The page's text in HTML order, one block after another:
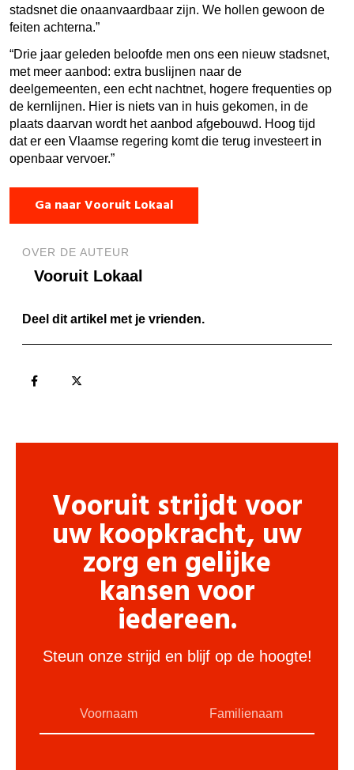
stadsnet die onaanvaardbaar zijn. We hollen gewoon de
feiten achterna.”
“Drie jaar geleden beloofde men ons een nieuw stadsnet,
met meer aanbod: extra buslijnen naar de
deelgemeenten, een echt nachtnet, hogere frequenties op
de kernlijnen. Hier is niets van in huis gekomen, in de
plaats daarvan wordt het aanbod afgebouwd. Hoog tijd
dat er een Vlaamse regering komt die terug investeert in
openbaar vervoer.”
Ga naar Vooruit Lokaal
OVER DE AUTEUR
Vooruit Lokaal
Deel dit artikel met je vrienden.
Vooruit strijdt voor
uw koopkracht, uw
zorg en gelijke
kansen voor
iedereen.
Steun onze strijd en blijf op de hoogte!